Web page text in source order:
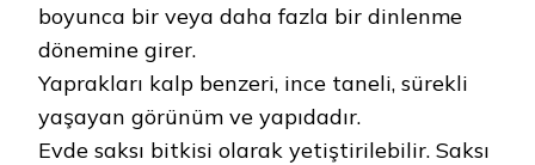
boyunca bir veya daha fazla bir dinlenme
dönemine girer.
Yaprakları kalp benzeri, ince taneli, sürekli
yaşayan görünüm ve yapıdadır.
Evde saksı bitkisi olarak yetiştirilebilir. Saksı